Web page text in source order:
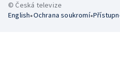
© Česká televize
English•Ochrana soukromí•